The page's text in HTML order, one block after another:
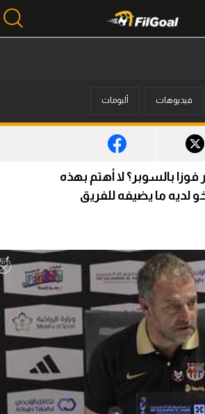
فيديوهات ألبومات
فوزا بالسوبر؟ لا أهتم بهذه
لديه ما يضيفه للفريق